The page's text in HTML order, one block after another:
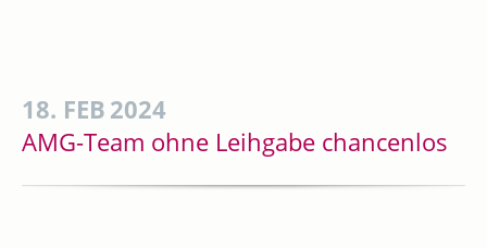
18. FEB 2024
AMG-Team ohne Leihgabe chancenlos